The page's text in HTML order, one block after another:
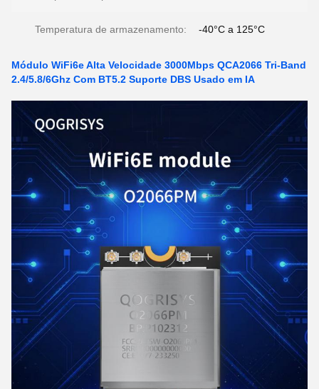
Temperatura de armazenamento: -40°C a 125°C
Módulo WiFi6e Alta Velocidade 3000Mbps QCA2066 Tri-Band
2.4/5.8/6Ghz Com BT5.2 Suporte DBS Usado em IA